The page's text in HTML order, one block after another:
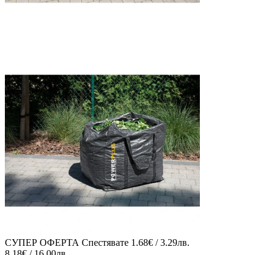
СУПЕР ОФЕРТА Спестявате 1.68€ / 3.29лв.